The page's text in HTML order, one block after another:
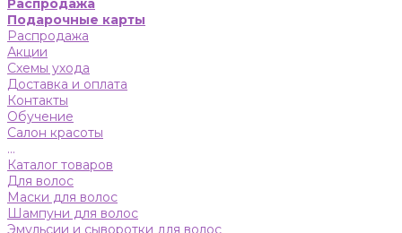
Распродажа
Подарочные карты
Распродажа
Акции
Схемы ухода
Доставка и оплата
Контакты
Обучение
Салон красоты
...
Каталог товаров
Для волос
Маски для волос
Шампуни для волос
Эмульсии и сыворотки для волос